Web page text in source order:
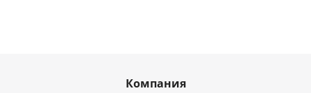
Компания